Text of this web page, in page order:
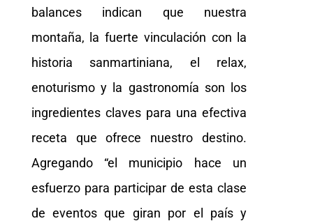
balances indican que nuestra
montaña, la fuerte vinculación con la
historia sanmartiniana, el relax,
enoturismo y la gastronomía son los
ingredientes claves para una efectiva
receta que ofrece nuestro destino.
Agregando “el municipio hace un
esfuerzo para participar de esta clase
de eventos que giran por el país y